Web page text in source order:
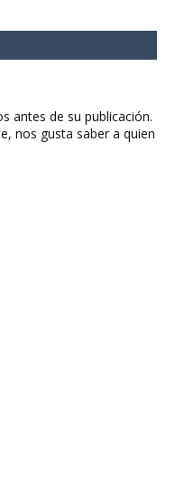
antes de su publicación.
nos gusta saber a quien